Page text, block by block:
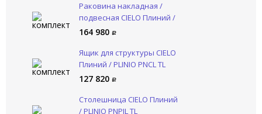
Раковина накладная /
подвесная CIELO Плиний /
PLINIO PNLASF AG
164 980
Ящик для структуры CIELO
Плиний / PLINIO PNCL TL
127 820
Столешница CIELO Плиний
/ PLINIO PNPIL TL